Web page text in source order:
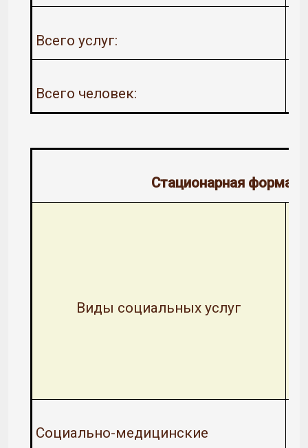
Всего услуг:
Всего человек:
Стационарная форма
Виды социальных услуг
Социально-медицинские